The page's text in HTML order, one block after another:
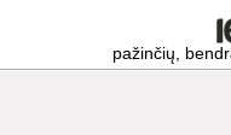
pažinčių,